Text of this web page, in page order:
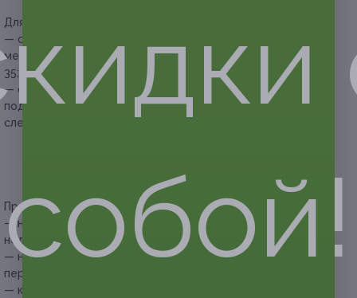
Для бронирования номера необходимо:
— обязательно перед покупкой купона уточнить наличие
мест на интересующую дату по телефону +7 (920) 201-35-
35;
— сразу после покупки купона, в тот же день, необходимо
подтвердить свое бронирование, сообщив по телефону
следующие данные:
Прочие условия:
— необходимо учитывать указанный в купоне день
недели;
— необходимо обязательно уточнять наличие номера
перед покупкой;
— купон не распространяется на другие
собой!